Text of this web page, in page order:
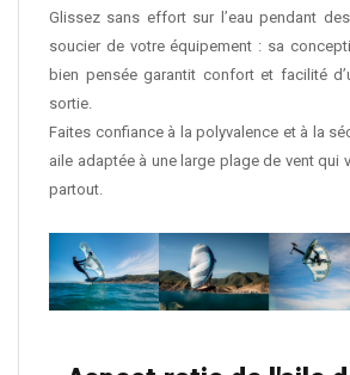
Glissez sans effort sur l’eau pendant
soucier de votre équipement : sa
bien pensée garantit confort et facilité
sortie.
Faites confiance à la polyvalence et à la
aile adaptée à une large plage de vent qui
partout.